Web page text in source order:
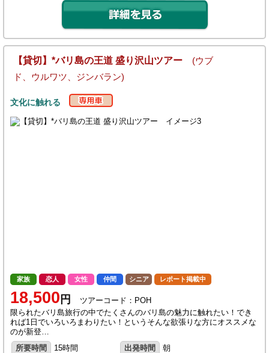
【貸切】*バリ島の王道 盛り沢山ツアー (ウブ
ド、ウルワツ、ジンバラン)
文化に触れる
家族 恋人 女性 仲間 シニア レポート掲載中
18,500 円
ツアーコード：POH
限られたバリ島旅行の中でたくさんのバリ島の魅力に触れたい！でき
れば1日でいろいろまわりたい！というそんな欲張りな方にオススメな
のが新登…
所要時間
15時間 出発時間 朝